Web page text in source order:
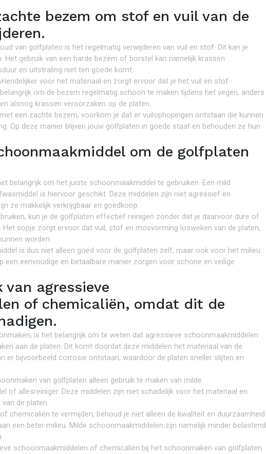
bezem om stof en vuil van de
van golfplaten is het regelmatig verwijderen van vuil en stof. Dit kan je
Het gebruik van een harde bezem of borstel kan namelijk krassen
en uitstraling niet ten goede komt.
voor het materiaal en zorgt ervoor dat je het vuil en stof
om de bezem regelmatig schoon te maken tijdens het vegen, anders
alsnog krassen veroorzaken op de platen.
een zachte bezem, voorkom je dat er vuilophopingen ontstaan die kunnen
Op deze manier blijven jouw golfplaten in goede staat en behouden ze hun
om de golfplaten
belangrijk om het juiste schoonmaakmiddel te gebruiken. Een mild
is hiervoor geschikt. Deze middelen zijn niet agressief en
ze makkelijk verkrijgbaar en goedkoop.
kun je de golfplaten effectief reinigen zonder dat je daarvoor dure of
sopje zorgt ervoor dat vuil, stof en mosvorming losweken van de platen,
worden.
is dus niet alleen goed voor de golfplaten zelf, maar ook voor het milieu
eenvoudige en betaalbare manier zorgen voor schone en veilige
agressieve
of chemicaliën, omdat dit de
is het belangrijk om te weten dat agressieve schoonmaakmiddelen
aan de platen. Dit komt doordat deze middelen het materiaal van de
er bijvoorbeeld corrosie ontstaan, waardoor de platen sneller slijten en
van golfplaten alleen gebruik te maken van milde
of allesreiniger. Deze middelen zijn niet schadelijk voor het materiaal en
de platen.
chemicaliën te vermijden, behoud je niet alleen de kwaliteit en duurzaamheid
een beter milieu. Milde schoonmaakmiddelen zijn namelijk minder belastend
schoonmaakmiddelen of chemicaliën bij het schoonmaken van golfplaten.